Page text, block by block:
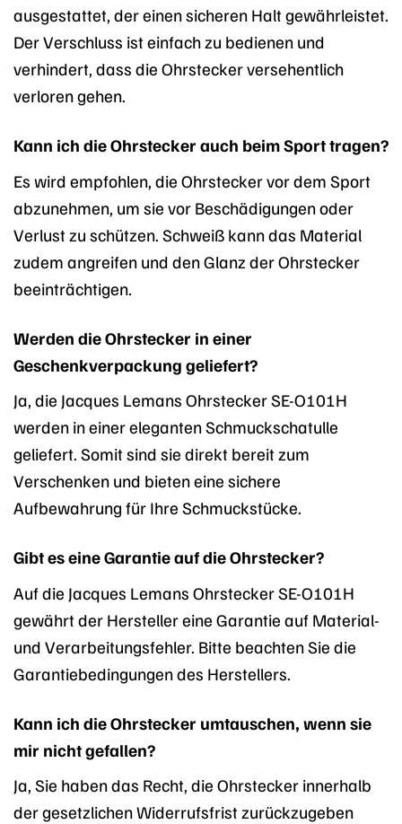
ausgestattet, der einen sicheren Halt gewährleistet.
Der Verschluss ist einfach zu bedienen und
verhindert, dass die Ohrstecker versehentlich
verloren gehen.
Kann ich die Ohrstecker auch beim Sport tragen?
Es wird empfohlen, die Ohrstecker vor dem Sport
abzunehmen, um sie vor Beschädigungen oder
Verlust zu schützen. Schweiß kann das Material
zudem angreifen und den Glanz der Ohrstecker
beeinträchtigen.
Werden die Ohrstecker in einer
Geschenkverpackung geliefert?
Ja, die Jacques Lemans Ohrstecker SE-O101H
werden in einer eleganten Schmuckschatulle
geliefert. Somit sind sie direkt bereit zum
Verschenken und bieten eine sichere
Aufbewahrung für Ihre Schmuckstücke.
Gibt es eine Garantie auf die Ohrstecker?
Auf die Jacques Lemans Ohrstecker SE-O101H
gewährt der Hersteller eine Garantie auf Material-
und Verarbeitungsfehler. Bitte beachten Sie die
Garantiebedingungen des Herstellers.
Kann ich die Ohrstecker umtauschen, wenn sie
mir nicht gefallen?
Ja, Sie haben das Recht, die Ohrstecker innerhalb
der gesetzlichen Widerrufsfrist zurückzugeben